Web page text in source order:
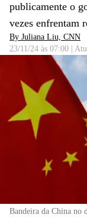
publicamente o
vezes enfrentam
By Juliana Liu, CNN
23/11/24 às 07:00
Bandeira da China no